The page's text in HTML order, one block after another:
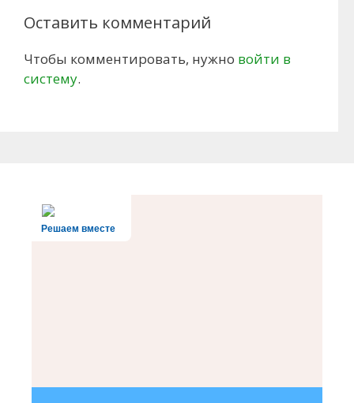
Оставить комментарий
Чтобы комментировать, нужно войти в
систему.
Решаем вместе